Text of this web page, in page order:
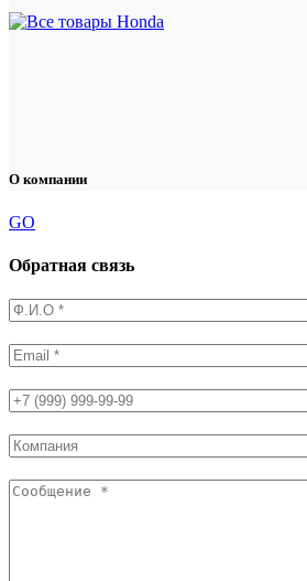
О компании
GO
Обратная связь